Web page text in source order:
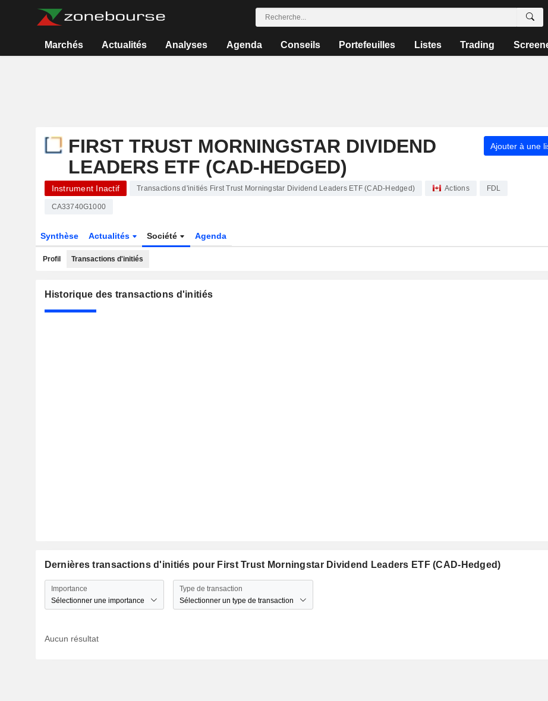
Marchés Actualités Analyses Agenda Conseils Portefeuilles Listes Trading
FIRST TRUST MORNINGSTAR DIVIDEND
LEADERS ETF (CAD-HEDGED)
Ajouter à une
Instrument Inactif Transactions d'initiés First Trust Morningstar Dividend Leaders ETF (CAD-Hedged) Actions FDL
CA33740G1000
Synthèse Actualités Société Agenda
Profil Transactions d'initiés
Historique des transactions d'initiés
Dernières transactions d'initiés pour First Trust Morningstar Dividend Leaders ETF (CAD-Hedged)
Importance
Sélectionner une importance
Type de transaction
Sélectionner un type de transaction
Aucun résultat